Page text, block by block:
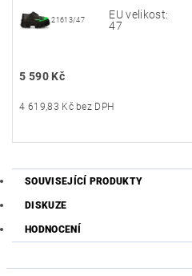
21613/47
EU velikost:
47
5 590 Kč
4 619,83 Kč bez DPH
SOUVISEJÍCÍ PRODUKTY
DISKUZE
HODNOCENÍ